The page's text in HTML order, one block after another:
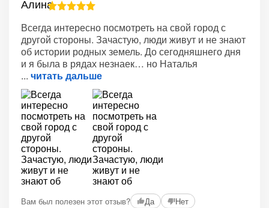
Всегда интересно посмотреть на свой город с
другой стороны. Зачастую, люди живут и не знают
об истории родных земель. До сегодняшнего дня
и я была в рядах незнаек… но Наталья
читать дальше
Вам был полезен этот отзыв? Да Нет